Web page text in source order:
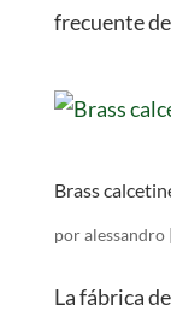
frecuente
Brass
poralessandro|
La fábrica